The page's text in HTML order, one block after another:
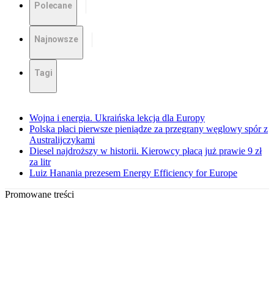
Polecane
Najnowsze
Tagi
Wojna i energia. Ukraińska lekcja dla Europy
Polska płaci pierwsze pieniądze za przegrany węglowy spór z
Australijczykami
Diesel najdroższy w historii. Kierowcy płacą już prawie 9 zł
za litr
Luiz Hanania prezesem Energy Efficiency for Europe
Promowane treści